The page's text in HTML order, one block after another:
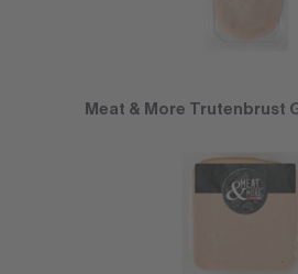
Meat & More Trutenbrust